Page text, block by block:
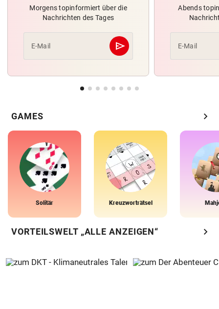
Morgens topinformiert über die
Nachrichten des Tages
E-Mail send
Abschicken
Abends
E-Mail
GAMES chevron_right
Solitär Kreuzworträtsel
VORTEILSWELT „ALLE ANZEIGEN“ chevron_right